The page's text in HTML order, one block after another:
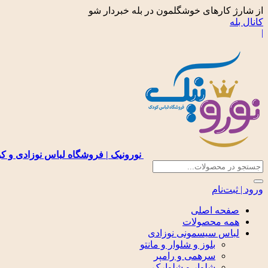
از شارژ کارهای خوشگلمون در بله خبردار شو
کانال بله
|
نورونیک | فروشگاه لباس نوزادی و
ورود | ثبت‌نام
صفحه اصلی
همه محصولات
لباس سیسمونی نوزادی
بلوز و شلوار و مانتو
سرهمی و رامپر